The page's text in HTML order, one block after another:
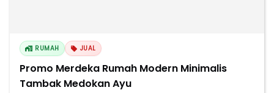
RUMAH JUAL
Promo Merdeka Rumah Modern Minimalis
Tambak Medokan Ayu